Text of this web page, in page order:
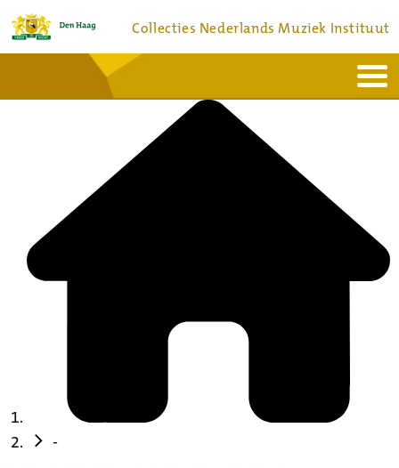
Collecties Nederlands Muziek Instituut
Bronnen en collecties
-